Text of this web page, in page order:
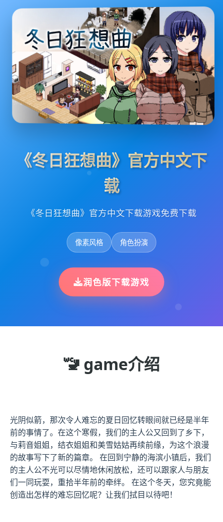
《冬日狂想曲》官方中文下
载
《冬日狂想曲》官方中文下载游戏免费下载
像素风格 角色扮演
润色版下载游戏
🚾 game介绍
光阴似箭，那次令人难忘的夏日回忆转眼间就已经是半年
前的事情了。在这个寒假，我们的主人公又回到了乡下，
与莉音姐姐，结衣姐姐和美雪姑姑再续前缘，为这个浪漫
的故事写下了新的篇章。 在回到宁静的海滨小镇后，我们
的主人公不光可以尽情地休闲放松，还可以跟家人与朋友
们一同玩耍，重拾半年前的牵绊。 在这个冬天，您究竟能
创造出怎样的难忘回忆呢？让我们拭目以待吧！